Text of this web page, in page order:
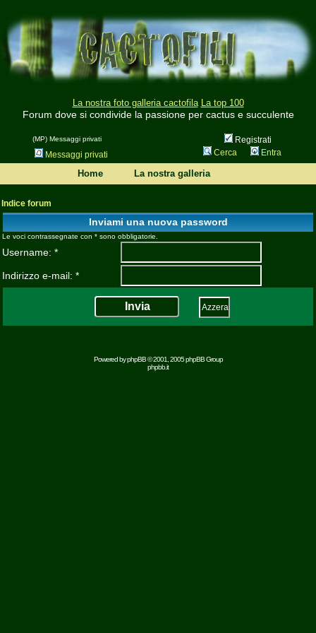
La nostra foto galleria cactofila La top 100
Forum dove si condivide la passione per cactus e succulente
(MP) Messaggi privati
Registrati
Messaggi privati
Cerca Entra
Home La nostra galleria
Indice forum
Inviami una nuova password
Le voci contrassegnate con * sono obbligatorie.
Username: *
Indirizzo e-mail: *
Powered byphpBB© 2001, 2005 phpBB Group
phpbb.it